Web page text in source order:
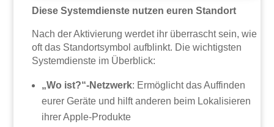
Diese Systemdienste nutzen euren Standort
Nach der Aktivierung werdet ihr überrascht sein, wie
oft das Standortsymbol aufblinkt. Die wichtigsten
Systemdienste im Überblick:
„Wo ist?“-Netzwerk: Ermöglicht das Auffinden
eurer Geräte und hilft anderen beim Lokalisieren
ihrer Apple-Produkte